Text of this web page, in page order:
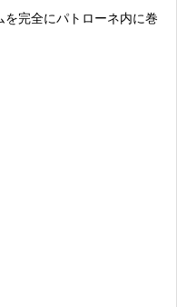
完全にパトローネ内に巻